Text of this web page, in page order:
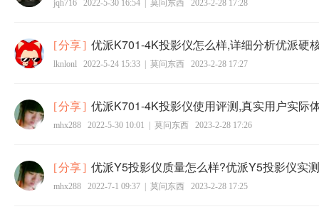
jqh716 2022-5-30 16:54 莫问东西 2023-2-28 17:28
[分享] 优派K701-4K投影仪怎么样,详细分析优派硬
lknlonl 2022-5-24 15:33 莫问东西 2023-2-28 17:27
[分享] 优派K701-4K投影仪使用评测,真实用户实际
mhx288 2022-5-30 10:01 莫问东西 2023-2-28 17:26
[分享] 优派Y5投影仪质量怎么样?优派Y5投影仪实
mhx288 2022-7-1 09:37 莫问东西 2023-2-28 17:25